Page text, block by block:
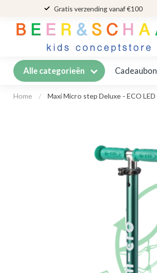
Gratis verzending vanaf €100
Alle categorieën Cadeaubon
Home / Maxi Micro step Deluxe - ECO LED